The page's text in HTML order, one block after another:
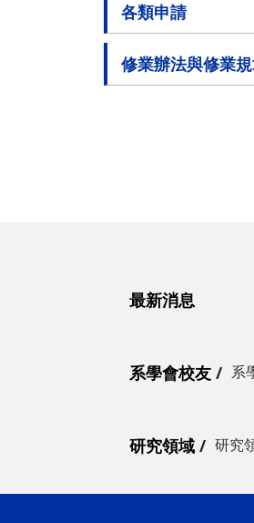
各類申請
修業辦法與修業
最新消息
系學會校友 系
研究領域 研究